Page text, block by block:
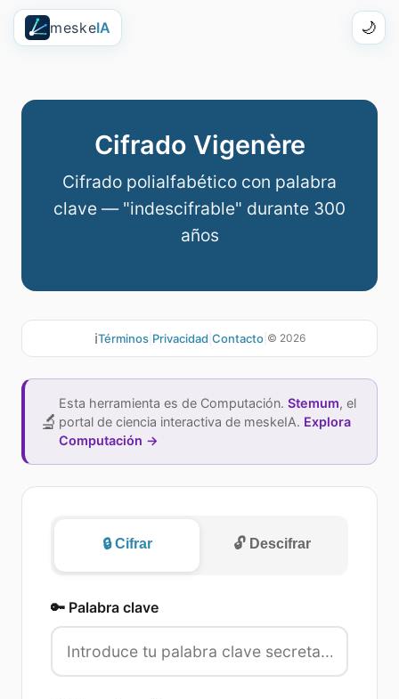
meskeIA 🌙
Cifrado Vigenère
Cifrado polialfabético con palabra
clave — "indescifrable" durante 300
años
ℹ️Términos| Privacidad Contacto| © 2026
🔬
Esta herramienta es de Computación. Stemum, el
portal de ciencia interactiva de meskeIA. Explora
Computación →
🔒Cifrar 🔓 Descifrar
🔑 Palabra clave